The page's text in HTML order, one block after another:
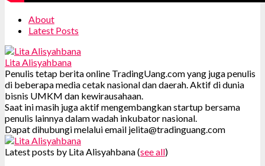
About
Latest Posts
Lita Alisyahbana
Penulis tetap berita online TradingUang.com yang juga penulis
di beberapa media cetak nasional dan daerah. Aktif di dunia
bisnis UMKM dan kewirausahaan.
Saat ini masih juga aktif mengembangkan startup bersama
penulis lainnya dalam wadah inkubator nasional.
Dapat dihubungi melalui email jelita@tradinguang.com
Latest posts by Lita Alisyahbana(see all)